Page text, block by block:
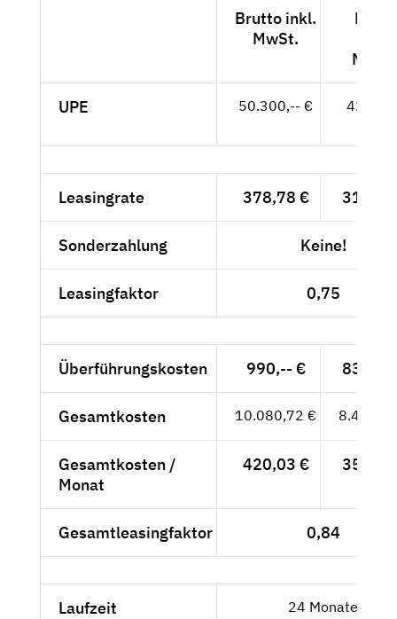
Brutto inkl.
MwSt.
Netto
MwSt.
UPE 50.300,-- €
Leasingrate 378,78 €
Sonderzahlung Keine!
Leasingfaktor 0,75
Überführungskosten 990,-- €
Gesamtkosten 10.080,72 €
Gesamtkosten /
Monat
420,03 €
Gesamtleasingfaktor 0,84
Laufzeit 24 Monate